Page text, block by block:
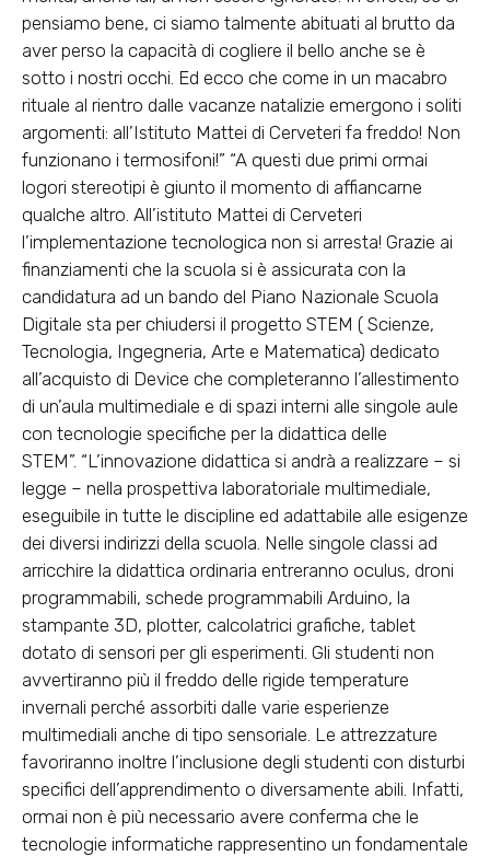
pensiamo bene, ci siamo talmente abituati al brutto da
aver perso la capacità di cogliere il bello anche se è
sotto i nostri occhi. Ed ecco che come in un macabro
rituale al rientro dalle vacanze natalizie emergono i soliti
argomenti: all’Istituto Mattei di Cerveteri fa freddo! Non
funzionano i termosifoni!” “A questi due primi ormai
logori stereotipi è giunto il momento di affiancarne
qualche altro. All’istituto Mattei di Cerveteri
l’implementazione tecnologica non si arresta! Grazie ai
finanziamenti che la scuola si è assicurata con la
candidatura ad un bando del Piano Nazionale Scuola
Digitale sta per chiudersi il progetto STEM ( Scienze,
Tecnologia, Ingegneria, Arte e Matematica) dedicato
all’acquisto di Device che completeranno l’allestimento
di un’aula multimediale e di spazi interni alle singole aule
con tecnologie specifiche per la didattica delle
STEM”. “L’innovazione didattica si andrà a realizzare – si
legge – nella prospettiva laboratoriale multimediale,
eseguibile in tutte le discipline ed adattabile alle esigenze
dei diversi indirizzi della scuola. Nelle singole classi ad
arricchire la didattica ordinaria entreranno oculus, droni
programmabili, schede programmabili Arduino, la
stampante 3D, plotter, calcolatrici grafiche, tablet
dotato di sensori per gli esperimenti. Gli studenti non
avvertiranno più il freddo delle rigide temperature
invernali perché assorbiti dalle varie esperienze
multimediali anche di tipo sensoriale. Le attrezzature
favoriranno inoltre l’inclusione degli studenti con disturbi
specifici dell’apprendimento o diversamente abili. Infatti,
ormai non è più necessario avere conferma che le
tecnologie informatiche rappresentino un fondamentale